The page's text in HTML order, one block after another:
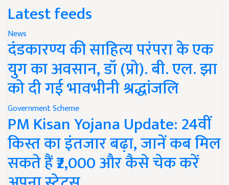
Latest feeds
News
दंडकारण्य की साहित्य परंपरा के एक
युग का अवसान, डॉ (प्रो). बी. एल. झा
को दी गई भावभीनी श्रद्धांजलि
Government Scheme
PM Kisan Yojana Update: 24वीं
किस्त का इंतजार बढ़ा, जानें कब मिल
सकते हैं ₹2,000 और कैसे चेक करें